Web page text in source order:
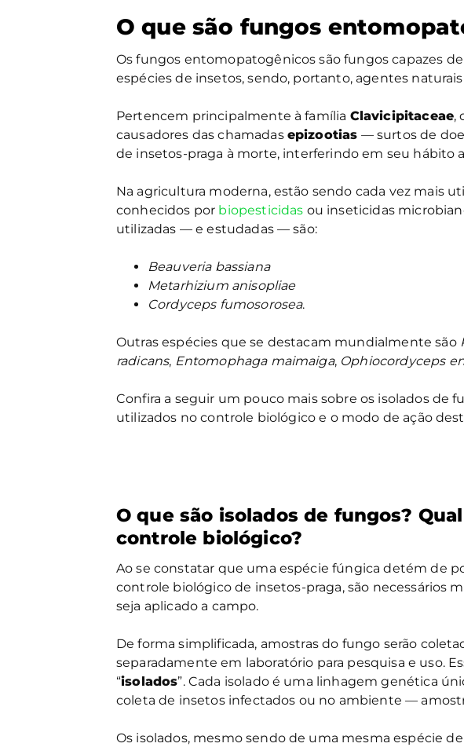
O que são fungos
Os fungos entomopatogênicos são fungos capazes
espécies de insetos, sendo, portanto, agentes
Pertencem principalmente à família Clavicipitaceae,
causadores das chamadas epizootias — surtos de
de insetos-praga à morte, interferindo em seu hábito
Na agricultura moderna, estão sendo cada vez mais
conhecidos por biopesticidas ou inseticidas
utilizadas — e estudadas — são:
Beauveria bassiana
Metarhizium anisopliae
Cordyceps fumosorosea.
Outras espécies que se destacam mundialmente são
radicans, Entomophaga maimaiga, Ophiocordyceps
Confira a seguir um pouco mais sobre os isolados de
utilizados no controle biológico e o modo de ação
O que são isolados de fungos?
controle biológico?
Ao se constatar que uma espécie fúngica detém de
controle biológico de insetos-praga, são necessários
seja aplicado a campo.
De forma simplificada, amostras do fungo serão
separadamente em laboratório para pesquisa e uso.
“isolados”. Cada isolado é uma linhagem genética
coleta de insetos infectados ou no ambiente —
Os isolados, mesmo sendo de uma mesma espécie